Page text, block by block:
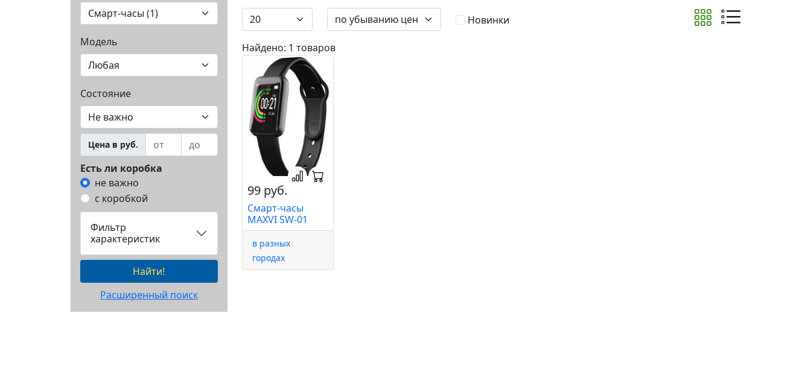
Модель
Состояние
Цена в руб.
Есть ли коробка
не важно
с коробкой
Фильтр
характеристик
Найти!
Расширенный поиск
Новинки
Найдено: 1 товаров
99 руб.
Смарт-часы
MAXVI SW-01
в разных
городах